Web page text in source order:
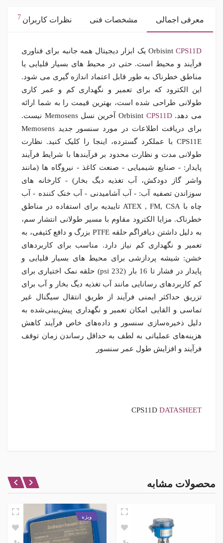
معرفی اجمالی مشخصات فنی نظرات کاربران 7
OrbisintCPS11D
یک ابزار دیجیتال همه جانبه برای فناوری
فرآیند و محیط است. حتی در محیط های بسیار قلیایی یا
مناطق خطرناک به طور قابل اعتماد اندازه گیری می شود.
این الکترود که برای تعمیر و نگهداری کم و عمر کاری
طولانی طراحی شده است، بهترین قیمت را به شما ارائه
می دهد. OrbisintCPS11D
آخرین نسل Memosens نیست.
برای دریافت اطلاعات در مورد سنسور جدید Memosens
CPS11E با عملکرد گسترده، اینجا را کلیک کنید. نظارت
طولانی مدت و نظارت محدود بر فرآیندها با شرایط فرآیند
پایدار: - صنایع شیمیایی - صنعت کاغذ - نیروگاه ها (مانند
واشر گاز دودکش، آب تغذیه دیگ بخار) - کارخانه های
سوزاندن تصفیه آب: - آب آشامیدنی - آب خنک کننده - آب
چاه با ATEX , FM, CSA تاییدیه برای استفاده در مناطق
خطرناک. مزایا الکترود مقاوم با مسیر طولانی انتشار سم،
به دلیل داشتن دیافراگم حلقه PTFE بزرگ و دافع کثیفی، به
تعمیر و نگهداری کم نیاز دارد. مناسب برای کاربردهای
خشن: شیشه پردازشی برای محیط های بسیار قلیایی و
پایدار در فشار تا 16 بار (232 psi) حلقه نمک اختیاری برای
کم کاربردهای رسانایی مانند آب تغذیه دیگ بخار و آب برای
تزریق حداکثر ایمنی فرآیند از طریق انتقال سیگنال غیر
تماسی و القایی امکان تعمیر و نگهداری پیش‌بینی‌شده به
دلیل ذخیره‌سازی سنسور و داده‌های خاص فرآیند کاهش
هزینه‌های عملیاتی به لطف به حداقل رساندن زمان توقف
فرآیند و افزایش طول عمر سنسور
CPS11D DATASHEET
اصل اندازه گیری
نظارت بلندمدت، فرآیندهایی با تغییرات اندک
تصفیه آب و فاضلاب
تاریخ تولید برای چه سالی ؟
محصولات مشابه
ویژه